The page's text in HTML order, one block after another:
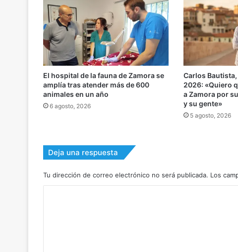
El hospital de la fauna de Zamora se
amplía tras atender más de 600
animales en un año
6 agosto, 2026
Carlos
2026: «Quiero
a Zamora por
y su gente»
5 agosto, 2026
Deja una respuesta
Tu dirección de correo electrónico no será publicada. Los